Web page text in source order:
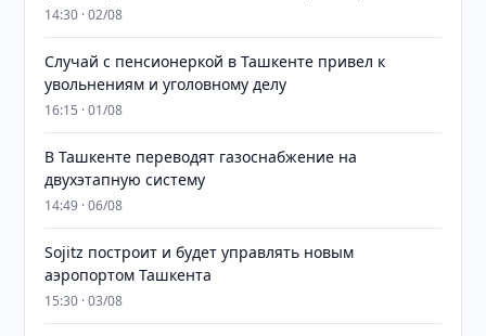
14:30 · 02/08
Случай с пенсионеркой в Ташкенте привел к
увольнениям и уголовному делу
16:15 · 01/08
В Ташкенте переводят газоснабжение на
двухэтапную систему
14:49 · 06/08
Sojitz построит и будет управлять новым
аэропортом Ташкента
15:30 · 03/08